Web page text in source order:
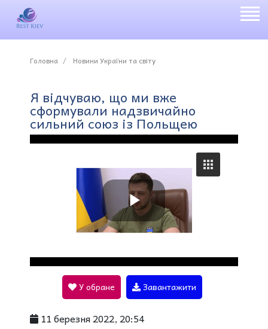
Головна Новини України та світу
Я відчуваю, що ми вже
сформували надзвичайно
сильний союз із Польщею
P
l
a
У обране Завантажити
11 березня 2022, 20:54